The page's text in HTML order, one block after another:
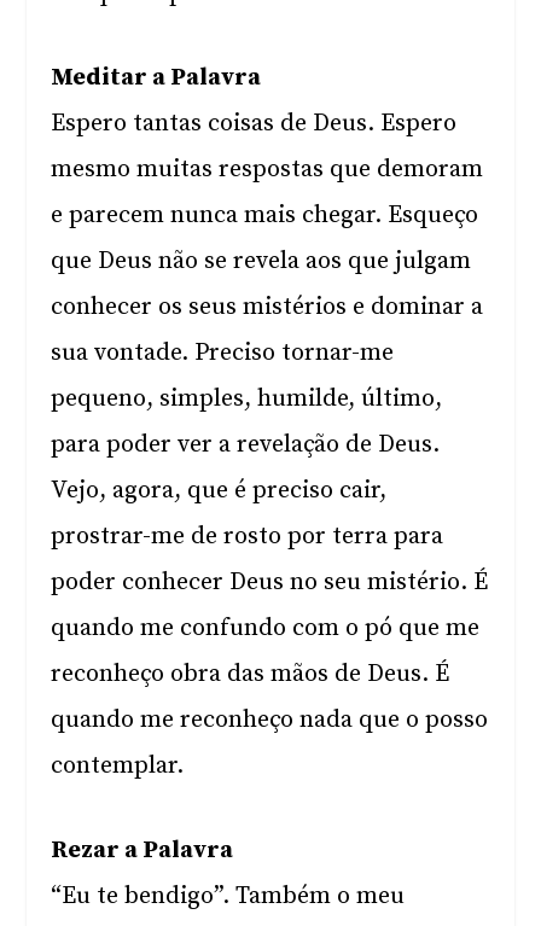
Meditar a Palavra
Espero tantas coisas de Deus. Espero
mesmo muitas respostas que demoram
e parecem nunca mais chegar. Esqueço
que Deus não se revela aos que julgam
conhecer os seus mistérios e dominar a
sua vontade. Preciso tornar-me
pequeno, simples, humilde, último,
para poder ver a revelação de Deus.
Vejo, agora, que é preciso cair,
prostrar-me de rosto por terra para
poder conhecer Deus no seu mistério. É
quando me confundo com o pó que me
reconheço obra das mãos de Deus. É
quando me reconheço nada que o posso
contemplar.
Rezar a Palavra
“Eu te bendigo”. Também o meu